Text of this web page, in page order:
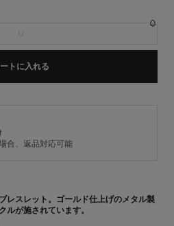
トに入れる
合、返品対応可能
レスレット。ゴールド仕上げのメタル製
ルが施されています。